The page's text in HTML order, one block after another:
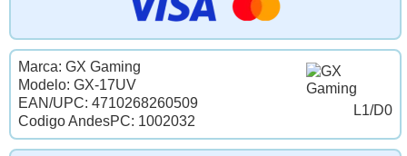
L1/D0
Marca: GX Gaming
Modelo: GX-17UV
EAN/UPC: 4710268260509
Codigo AndesPC: 1002032